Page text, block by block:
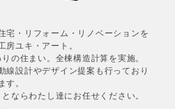
宅・リフォーム・リノベーションを
房ユキ・アート。
の住まい。全棟構造計算を実施。
線設計やデザイン提案も行っており
ます。
ならわたし達にお任せください。